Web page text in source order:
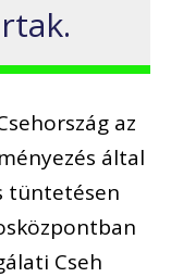
az
által
tüntetésen
Cseh